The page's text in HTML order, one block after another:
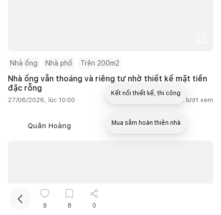
Nhà ống Nhà phố Trên 200m2
Nhà ống vẫn thoáng và riêng tư nhờ thiết kế mặt tiền
đặc rỗng
27/06/2026, lúc 10:00 5.691 lượt xem
Quân Hoàng
9 8 0
Kết nối thiết kế, thi công
Mua sắm hoàn thiện nhà